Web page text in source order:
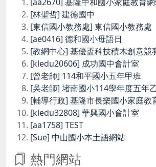
[林聖哲] 建德國中
[東信國小教務處] 東信國小教務處
[ae0416] 德和國小母語日
[教網中心] 基優盃科技積木創意競
[kledu20606] 成功國中會計室
[曾老師] 114和平國小五年甲班
[吳老師] 堵南國小114學年度五年
[輔導行政] 基隆市長樂國小家庭教
[kledu32808] 華興國小會計室
[aa1758] TEST
[Sue] 中山國小本土語網站
熱門網站